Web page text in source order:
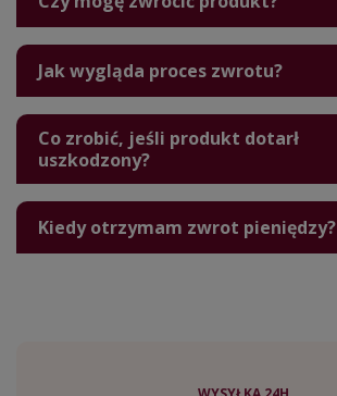
Jak wygląda proces zwrotu?
Co zrobić, jeśli produkt dotarł
uszkodzony?
Kiedy otrzymam zwrot pieniędzy?